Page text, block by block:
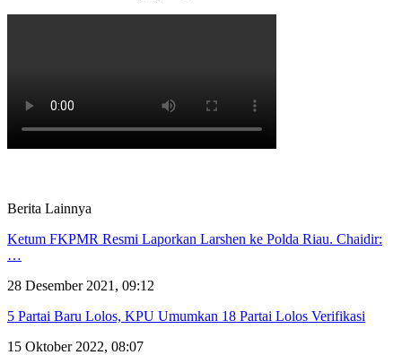
Berita Lainnya
Ketum FKPMR Resmi Laporkan Larshen ke Polda Riau. Chaidir:
…
28 Desember 2021, 09:12
5 Partai Baru Lolos, KPU Umumkan 18 Partai Lolos Verifikasi
15 Oktober 2022, 08:07